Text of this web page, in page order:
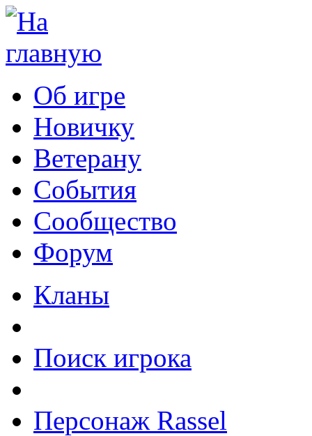
Об игре
Новичку
Ветерану
События
Сообщество
Форум
Кланы
Поиск игрока
Персонаж Rassel